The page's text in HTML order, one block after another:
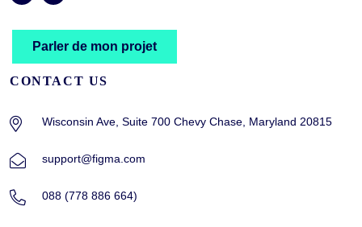
Parler de mon projet
CONTACT US
Wisconsin Ave, Suite 700 Chevy Chase, Maryland 20815
support@figma.com
088 (778 886 664)